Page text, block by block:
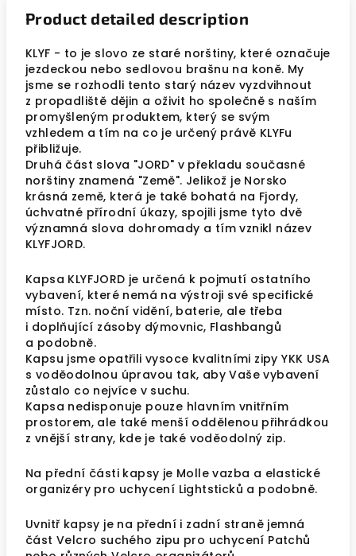
Product detailed description
KLYF - to je slovo ze staré norštiny, které označuje
jezdeckou nebo sedlovou brašnu na koně. My
jsme se rozhodli tento starý název vyzdvihnout
z propadliště dějin a oživit ho společně s naším
promyšleným produktem, který se svým
vzhledem a tím na co je určený právě KLYFu
přibližuje.
Druhá část slova "JORD" v překladu současné
norštiny znamená "Země". Jelikož je Norsko
krásná země, která je také bohatá na Fjordy,
úchvatné přírodní úkazy, spojili jsme tyto dvě
významná slova dohromady a tím vznikl název
KLYFJORD.
Kapsa KLYFJORD je určená k pojmutí ostatního
vybavení, které nemá na výstroji své specifické
místo. Tzn. noční vidění, baterie, ale třeba
i doplňující zásoby dýmovnic, Flashbangů
a podobně.
Kapsu jsme opatřili vysoce kvalitními zipy YKK USA
s voděodolnou úpravou tak, aby Vaše vybavení
zůstalo co nejvíce v suchu.
Kapsa nedisponuje pouze hlavním vnitřním
prostorem, ale také menší oddělenou přihrádkou
z vnější strany, kde je také voděodolný zip.
Na přední části kapsy je Molle vazba a elastické
organizéry pro uchycení Lightsticků a podobně.
Uvnitř kapsy je na přední i zadní straně jemná
část Velcro suchého zipu pro uchycení Patchů